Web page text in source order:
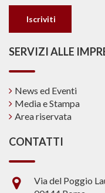
SERVIZI ALLE
News ed Eventi
Media e Stampa
Area riservata
CONTATTI
Via del Poggio